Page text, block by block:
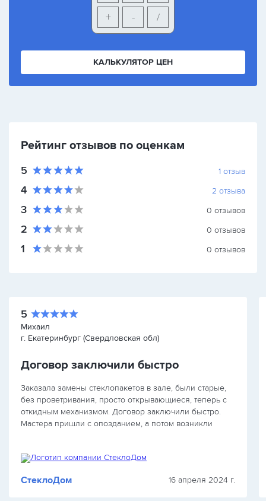
+
- /
КАЛЬКУЛЯТОР ЦЕН
Рейтинг отзывов по оценкам
5 1 отзыв
4 2 отзыва
3 0 отзывов
2 0 отзывов
1 0 отзывов
5
Михаил
г. Екатеринбург (Свердловская обл)
Договор заключили быстро
Заказала замены стеклопакетов в зале, были старые,
без проветривания, просто открывающиеся, теперь с
откидным механизмом. Договор заключили быстро.
Мастера пришли с опозданием, а потом возникли
СтеклоДом 16 апреля 2024 г.